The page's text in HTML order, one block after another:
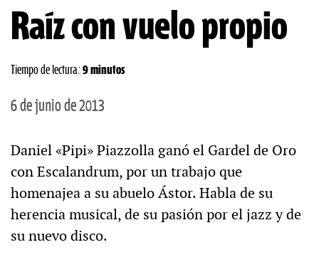
Raíz con vuelo propio
Tiempo de lectura: 9 minutos
6 de junio de 2013
Daniel «Pipi» Piazzolla ganó el Gardel de Oro
con Escalandrum, por un trabajo que
homenajea a su abuelo Ástor. Habla de su
herencia musical, de su pasión por el jazz y de
su nuevo disco.